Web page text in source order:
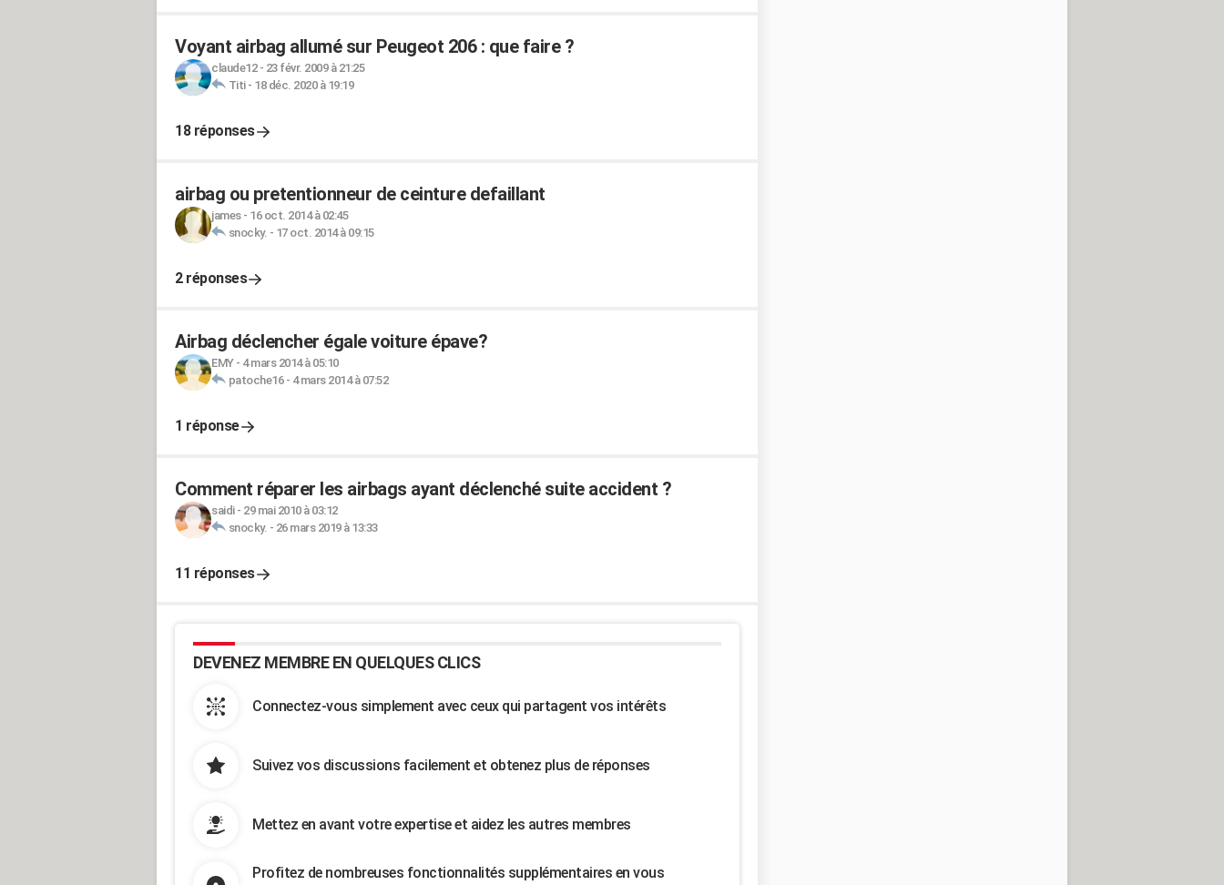
Voyant airbag allumé sur Peugeot 206 : que faire ?
claude12- 23 févr. 2009 à 21:25
Titi- 18 déc. 2020 à 19:19
18 réponses
airbag ou pretentionneur de ceinture defaillant
james- 16 oct. 2014 à 02:45
snocky. - 17 oct. 2014 à 09:15
2 réponses
Airbag déclencher égale voiture épave?
EMY- 4 mars 2014 à 05:10
patoche16- 4 mars 2014 à 07:52
1 réponse
Comment réparer les airbags ayant déclenché suite accident ?
saidi- 29 mai 2010 à 03:12
snocky. - 26 mars 2019 à 13:33
11 réponses
DEVENEZ MEMBRE EN QUELQUES CLICS
Connectez-vous simplement avec ceux qui partagent vos intérêts
Suivez vos discussions facilement et obtenez plus de réponses
Mettez en avant votre expertise et aidez les autres membres
Profitez de nombreuses fonctionnalités supplémentaires en vous